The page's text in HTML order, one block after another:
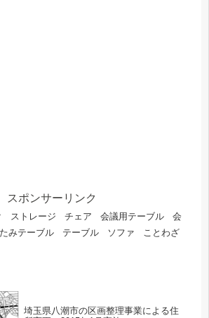
スポンサーリンク
ストレージ チェア 会議用テーブル
会
みテーブル テーブル ソファ
ことわざ
埼玉県八潮市の区画整理事業による住